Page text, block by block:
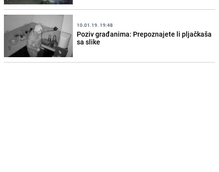
10.01.19. 19:48
Poziv građanima: Prepoznajete li pljačkaša
sa slike